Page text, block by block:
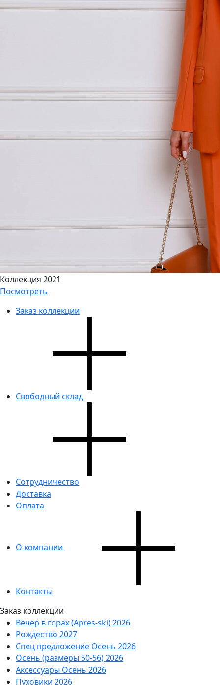
Коллекция 2021
Посмотреть
Заказ коллекции
Свободный склад
Сотрудничество
Доставка
Оплата
О компании
Контакты
Заказ коллекции
Вечер в горах (Apres-ski) 2026
Рождество 2027
Спец предложение Осень 2026
Осень (размеры 50-56) 2026
Аксессуары Осень 2026
Пуховики 2026